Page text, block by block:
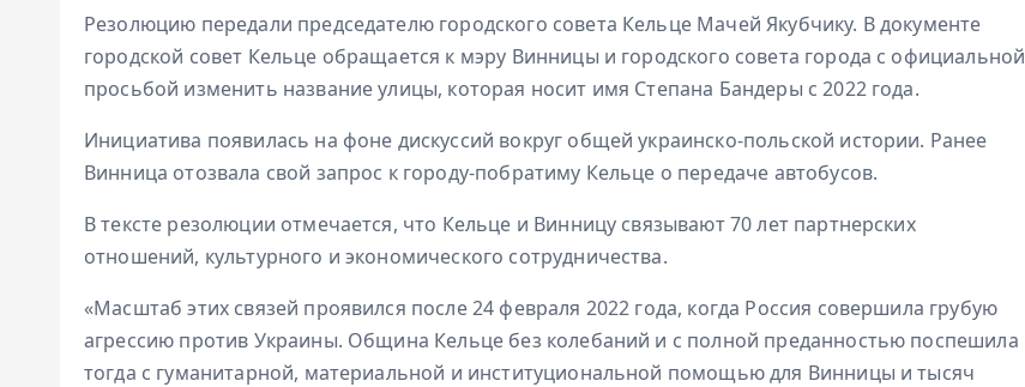
Резолюцию передали председателю городского совета Кельце Мачей Якубчику. В документе
городской совет Кельце обращается к мэру Винницы и городского совета города с официальной
просьбой изменить название улицы, которая носит имя Степана Бандеры с 2022 года.
Инициатива появилась на фоне дискуссий вокруг общей украинско-польской истории. Ранее
Винница отозвала свой запрос к городу-побратиму Кельце о передаче автобусов.
В тексте резолюции отмечается, что Кельце и Винницу связывают 70 лет партнерских
отношений, культурного и экономического сотрудничества.
«Масштаб этих связей проявился после 24 февраля 2022 года, когда Россия совершила грубую
агрессию против Украины. Община Кельце без колебаний и с полной преданностью поспешила
тогда с гуманитарной, материальной и институциональной помощью для Винницы и тысяч